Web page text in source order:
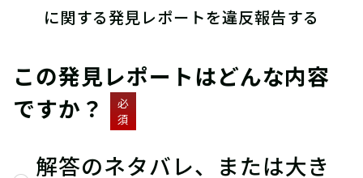
に関する発見レポートを違反報告する
この発見レポートはどんな内容
ですか？
必
須
解答のネタバレ、または大き